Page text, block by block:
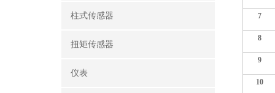
柱式传感器
扭矩传感器
仪表
7
8
9
10